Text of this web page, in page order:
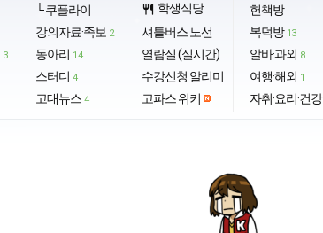
3
└ 쿠플라이
강의자료·족보 2
동아리 14
스터디 4
고대뉴스 4
restaurant 학생식당
셔틀버스 노선
열람실 (실시간)
수강신청 알리미
고파스 위키
헌책방
복덕방 13
알바·과외 8
여행·해외 1
자취·요리·건강